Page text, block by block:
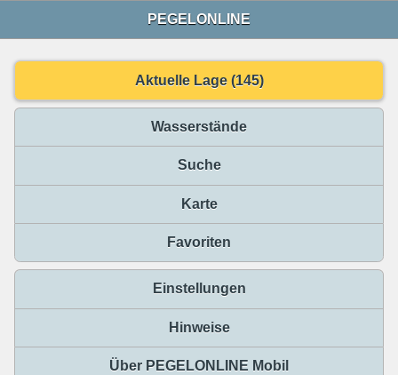
PEGELONLINE
Aktuelle Lage (145)
Wasserstände
Suche
Karte
Favoriten
Einstellungen
Hinweise
Über PEGELONLINE Mobil